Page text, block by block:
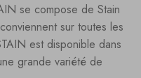
se compose de Stain
sur toutes les
est disponible dans
grande variété de